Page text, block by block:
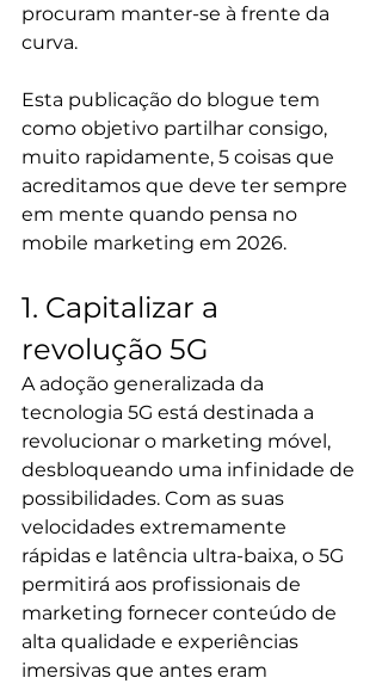
procuram manter-se à frente da
curva.
Esta publicação do blogue tem
como objetivo partilhar consigo,
muito rapidamente, 5 coisas que
acreditamos que deve ter sempre
em mente quando pensa no
mobile marketing em 2026.
1. Capitalizar a
revolução 5G
A adoção generalizada da
tecnologia 5G está destinada a
revolucionar o marketing móvel,
desbloqueando uma infinidade de
possibilidades. Com as suas
velocidades extremamente
rápidas e latência ultra-baixa, o 5G
permitirá aos profissionais de
marketing fornecer conteúdo de
alta qualidade e experiências
imersivas que antes eram